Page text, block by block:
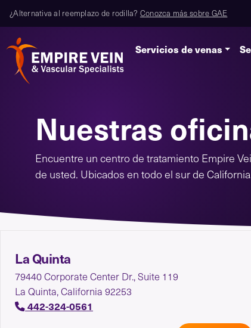
¿Alternativa al reemplazo de rodilla? Conozca más sobre GAE
Servicios de venas
Nuestras
Encuentre un centro de tratamiento Empire
de usted. Ubicados en todo el sur de
La Quinta
79440 Corporate Center Dr., Suite 119
La Quinta, California 92253
442-324-0561